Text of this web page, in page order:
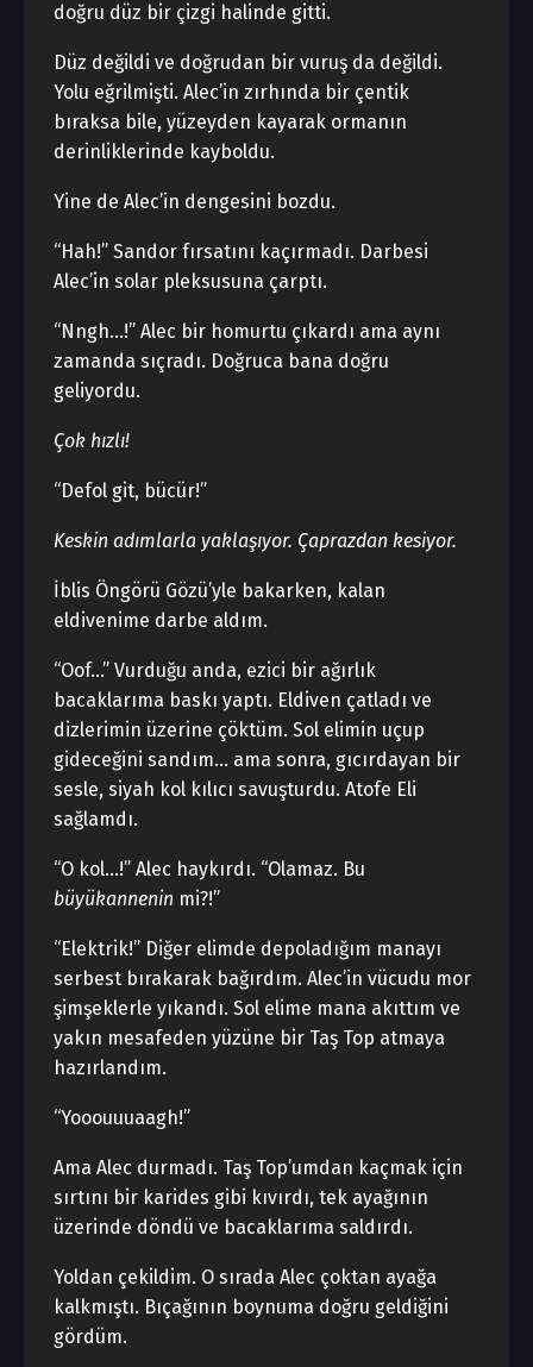
doğru düz bir çizgi halinde gitti.
Düz değildi ve doğrudan bir vuruş da değildi.
Yolu eğrilmişti. Alec’in zırhında bir çentik
bıraksa bile, yüzeyden kayarak ormanın
derinliklerinde kayboldu.
Yine de Alec’in dengesini bozdu.
“Hah!” Sandor fırsatını kaçırmadı. Darbesi
Alec’in solar pleksusuna çarptı.
“Nngh…!” Alec bir homurtu çıkardı ama aynı
zamanda sıçradı. Doğruca bana doğru
geliyordu.
Çok hızlı!
“Defol git, bücür!”
Keskin adımlarla yaklaşıyor. Çaprazdan kesiyor.
İblis Öngörü Gözü’yle bakarken, kalan
eldivenime darbe aldım.
“Oof…” Vurduğu anda, ezici bir ağırlık
bacaklarıma baskı yaptı. Eldiven çatladı ve
dizlerimin üzerine çöktüm. Sol elimin uçup
gideceğini sandım… ama sonra, gıcırdayan bir
sesle, siyah kol kılıcı savuşturdu. Atofe Eli
sağlamdı.
“O kol…!” Alec haykırdı. “Olamaz. Bu
büyükannenin mi?!”
“Elektrik!” Diğer elimde depoladığım manayı
serbest bırakarak bağırdım. Alec’in vücudu mor
şimşeklerle yıkandı. Sol elime mana akıttım ve
yakın mesafeden yüzüne bir Taş Top atmaya
hazırlandım.
“Yooouuuaagh!”
Ama Alec durmadı. Taş Top’umdan kaçmak için
sırtını bir karides gibi kıvırdı, tek ayağının
üzerinde döndü ve bacaklarıma saldırdı.
Yoldan çekildim. O sırada Alec çoktan ayağa
kalkmıştı. Bıçağının boynuma doğru geldiğini
gördüm.